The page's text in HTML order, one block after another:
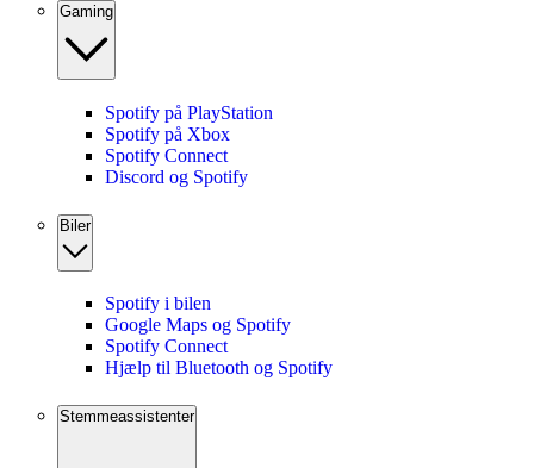
Gaming
Spotify på PlayStation
Spotify på Xbox
Spotify Connect
Discord og Spotify
Biler
Spotify i bilen
Google Maps og Spotify
Spotify Connect
Hjælp til Bluetooth og Spotify
Stemmeassistenter